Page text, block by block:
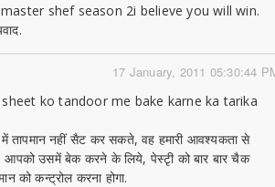
shef season 2i believe you will win.
17 January, 2011 05:30:44
ko tandoor me bake karne ka tarika
तापमान नहीं सैट कर सकते, वह हमारी आवश्यकता से
आपको उसमें बेक करने के लिये, पेस्टृी को बार बार चैक
को कन्ट्रोल करना होगा.